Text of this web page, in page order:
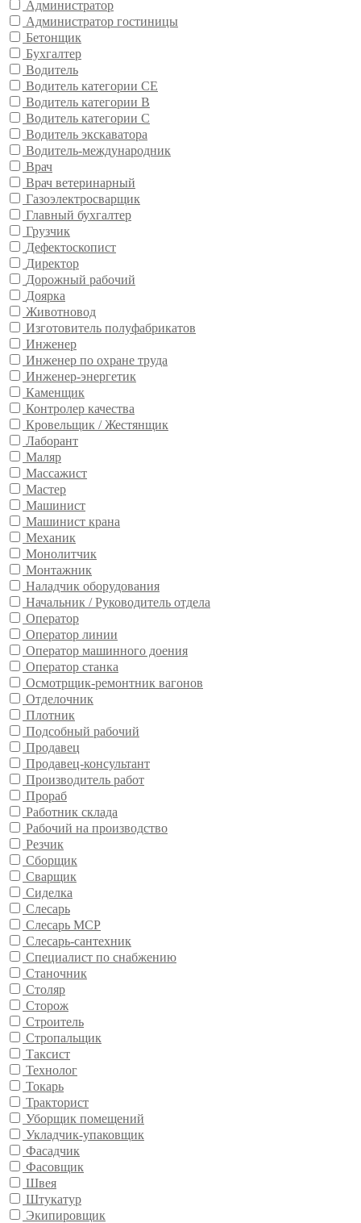
Администратор
Администратор гостиницы
Бетонщик
Бухгалтер
Водитель
Водитель категории CE
Водитель категории В
Водитель категории С
Водитель экскаватора
Водитель-международник
Врач
Врач ветеринарный
Газоэлектросварщик
Главный бухгалтер
Грузчик
Дефектоскопист
Директор
Дорожный рабочий
Доярка
Животновод
Изготовитель полуфабрикатов
Инженер
Инженер по охране труда
Инженер-энергетик
Каменщик
Контролер качества
Кровельщик / Жестянщик
Лаборант
Маляр
Массажист
Мастер
Машинист
Машинист крана
Механик
Монолитчик
Монтажник
Наладчик оборудования
Начальник / Руководитель отдела
Оператор
Оператор линии
Оператор машинного доения
Оператор станка
Осмотрщик-ремонтник вагонов
Отделочник
Плотник
Подсобный рабочий
Продавец
Продавец-консультант
Производитель работ
Прораб
Работник склада
Рабочий на производство
Резчик
Сборщик
Сварщик
Сиделка
Слесарь
Слесарь МСР
Слесарь-сантехник
Специалист по снабжению
Станочник
Столяр
Сторож
Строитель
Стропальщик
Таксист
Технолог
Токарь
Тракторист
Уборщик помещений
Укладчик-упаковщик
Фасадчик
Фасовщик
Швея
Штукатур
Экипировщик